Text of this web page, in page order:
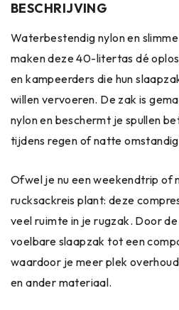
BESCHRIJVING
Waterbestendig nylon en
maken deze 40-litertas dé
en kampeerders die hun
willen vervoeren. De zak is
nylon en beschermt je spullen
tijdens regen of natte
Ofwel je nu een weekendtrip of
rucksackreis plant: deze
veel ruimte in je rugzak. Door
voelbare slaapzak tot een
waardoor je meer plek
en ander materiaal.